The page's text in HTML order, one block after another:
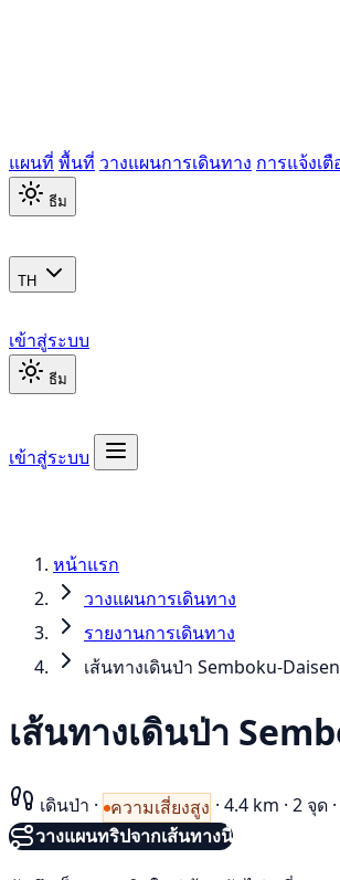
แผนที่ พื้นที่ วางแผนการเดินทาง การแจ้งเ
ธีม
TH
เข้าสู่ระบบ
ธีม
เข้าสู่ระบบ
หน้าแรก
วางแผนการเดินทาง
รายงานการเดินทาง
เส้นทางเดินป่า Semboku-Daisen
เส้นทางเดินป่า
เดินป่า · ความเสี่ยงสูง · 4.4 km · 2 จุด ·
วางแผนทริปจากเส้นทางนี้